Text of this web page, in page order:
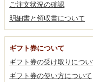
ご注文状況の確認
明細書と領収書について
ギフト券について
ギフト券の受け取りについ
ギフト券の使い方について